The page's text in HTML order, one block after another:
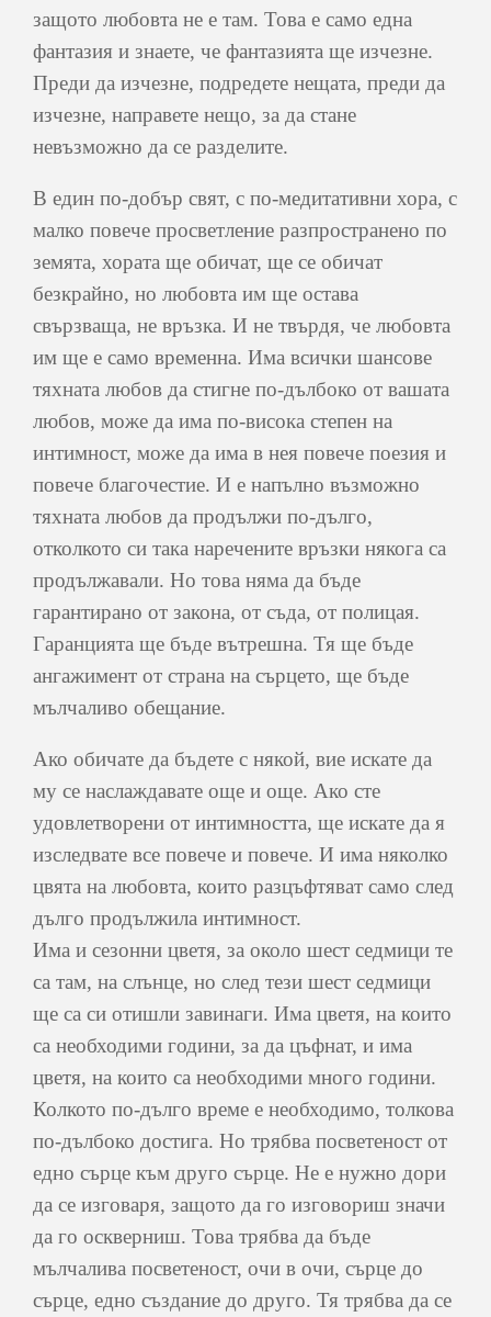
защото любовта не е там. Това е само една
фантазия и знаете, че фантазията ще изчезне.
Преди да изчезне, подредете нещата, преди да
изчезне, направете нещо, за да стане
невъзможно да се разделите.
В един по-добър свят, с по-медитативни хора, с
малко повече просветление разпространено по
земята, хората ще обичат, ще се обичат
безкрайно, но любовта им ще остава
свързваща, не връзка. И не твърдя, че любовта
им ще е само временна. Има всички шансове
тяхната любов да стигне по-дълбоко от вашата
любов, може да има по-висока степен на
интимност, може да има в нея повече поезия и
повече благочестие. И е напълно възможно
тяхната любов да продължи по-дълго,
отколкото си така наречените връзки някога са
продължавали. Но това няма да бъде
гарантирано от закона, от съда, от полицая.
Гаранцията ще бъде вътрешна. Тя ще бъде
ангажимент от страна на сърцето, ще бъде
мълчаливо обещание.
Ако обичате да бъдете с някой, вие искате да
му се наслаждавате още и още. Ако сте
удовлетворени от интимността, ще искате да я
изследвате все повече и повече. И има няколко
цвята на любовта, които разцъфтяват само след
дълго продължила интимност.
Има и сезонни цветя, за около шест седмици те
са там, на слънце, но след тези шест седмици
ще са си отишли завинаги. Има цветя, на които
са необходими години, за да цъфнат, и има
цветя, на които са необходими много години.
Колкото по-дълго време е необходимо, толкова
по-дълбоко достига. Но трябва посветеност от
едно сърце към друго сърце. Не е нужно дори
да се изговаря, защото да го изговориш значи
да го оскверниш. Това трябва да бъде
мълчалива посветеност, очи в очи, сърце до
сърце, едно създание до друго. Тя трябва да се